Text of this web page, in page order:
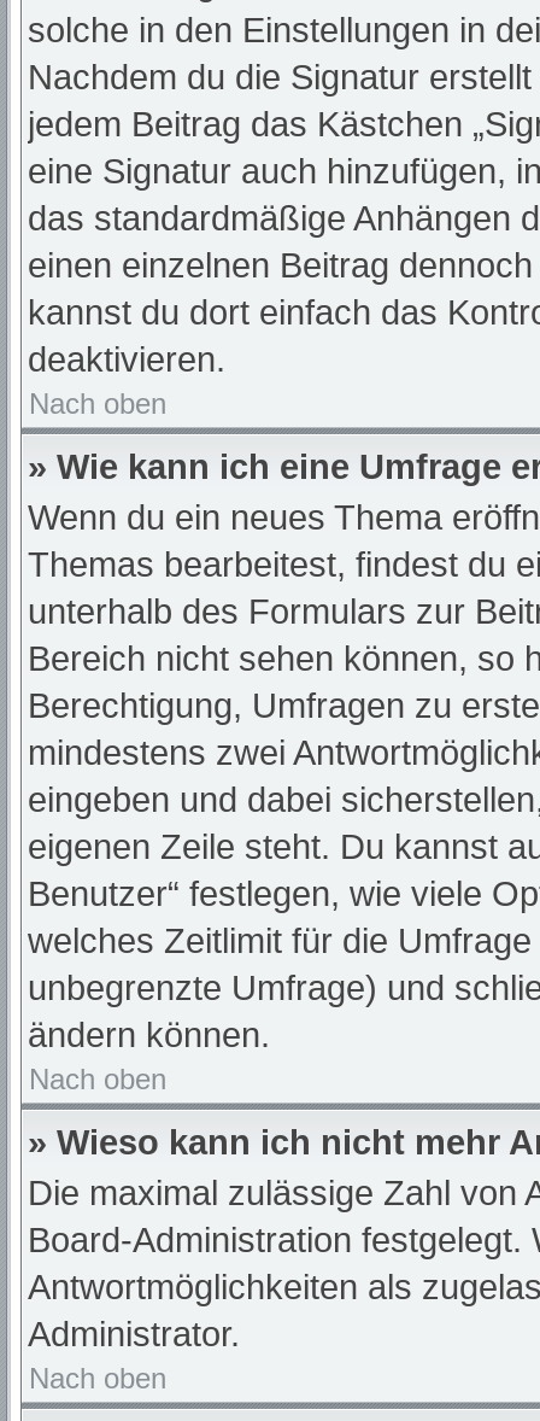
solche in den Einstellungen in
Nachdem du die Signatur
jedem Beitrag das Kästchen
eine Signatur auch hinzufügen,
das standardmäßige Anhängen
einen einzelnen Beitrag
kannst du dort einfach das
deaktivieren.
Nach oben
» Wie kann ich eine Umfrage
Wenn du ein neues Thema
Themas bearbeitest, findest du
unterhalb des Formulars zur
Bereich nicht sehen können, so
Berechtigung, Umfragen zu
mindestens zwei
eingeben und dabei
eigenen Zeile steht. Du kannst
Benutzer“ festlegen, wie viele
welches Zeitlimit für die
unbegrenzte Umfrage) und
ändern können.
Nach oben
» Wieso kann ich nicht mehr
Die maximal zulässige Zahl von
Board-Administration festgelegt.
Antwortmöglichkeiten als
Administrator.
Nach oben